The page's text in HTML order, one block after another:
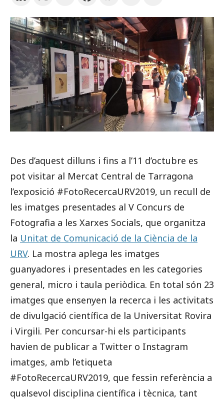
Subscriu-te als butlletins de la URV Agenda
CATALÀ ESPAÑOL ENGLISH
Des d’aquest dilluns i fins a l’11 d’octubre es
pot visitar al Mercat Central de Tarragona
l’exposició #FotoRecercaURV2019, un recull de
les imatges presentades al V Concurs de
Fotografia a les Xarxes Socials, que organitza
la Unitat de Comunicació de la Ciència de la
URV. La mostra aplega les imatges
guanyadores i presentades en les categories
general, micro i taula periòdica. En total són 23
imatges que ensenyen la recerca i les activitats
de divulgació científica de la Universitat Rovira
i Virgili. Per concursar-hi els participants
havien de publicar a Twitter o Instagram
imatges, amb l’etiqueta
#FotoRecercaURV2019, que fessin referència a
qualsevol disciplina científica i tècnica, tant